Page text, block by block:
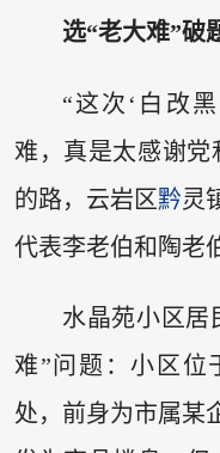
选“老大难”破
“这次‘白改
难，真是太感谢党
的路，云岩区黔灵
代表李老伯和陶老
水晶苑小区居
难”问题：小区位
处，前身为市属某